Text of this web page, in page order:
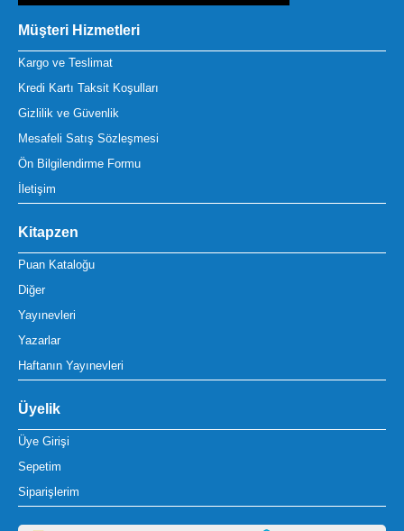
Müşteri Hizmetleri
Kargo ve Teslimat
Kredi Kartı Taksit Koşulları
Gizlilik ve Güvenlik
Mesafeli Satış Sözleşmesi
Ön Bilgilendirme Formu
İletişim
Kitapzen
Puan Kataloğu
Diğer
Yayınevleri
Yazarlar
Haftanın Yayınevleri
Üyelik
Üye Girişi
Sepetim
Siparişlerim